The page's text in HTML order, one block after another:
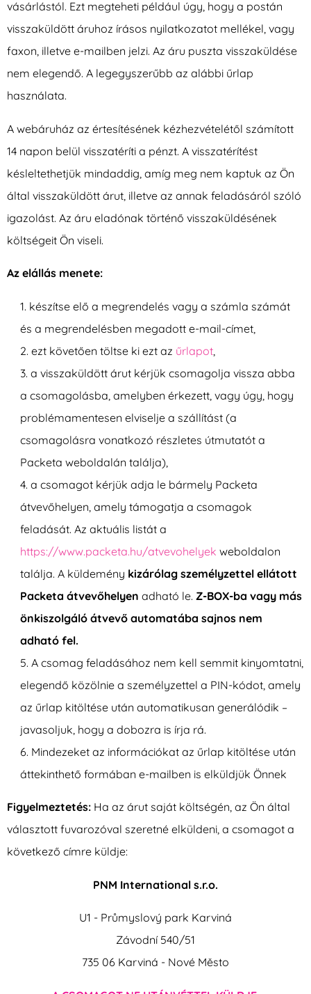
vásárlástól. Ezt megteheti például úgy, hogy a postán
visszaküldött áruhoz írásos nyilatkozatot mellékel, vagy
faxon, illetve e-mailben jelzi. Az áru puszta visszaküldése
nem elegendő. A legegyszerűbb az alábbi űrlap
használata.
A webáruház az értesítésének kézhezvételétől számított
14 napon belül visszatéríti a pénzt. A visszatérítést
késleltethetjük mindaddig, amíg meg nem kaptuk az Ön
által visszaküldött árut, illetve az annak feladásáról szóló
igazolást. Az áru eladónak történő visszaküldésének
költségeit Ön viseli.
Az elállás menete:
készítse elő a megrendelés vagy a számla számát
és a megrendelésben megadott e-mail-címet,
ezt követően töltse ki ezt az űrlapot
a visszaküldött árut kérjük csomagolja vissza abba
a csomagolásba, amelyben érkezett, vagy úgy, hogy
problémamentesen elviselje a szállítást (a
csomagolásra vonatkozó részletes útmutatót a
Packeta weboldalán találja),
a csomagot kérjük adja le bármely Packeta
átvevőhelyen, amely támogatja a csomagok
feladását. Az aktuális listát a
https://www.packeta.hu/atvevohelyek weboldalon
találja. A küldemény kizárólag személyzettel ellátott
Packeta átvevőhelyen adható le.Z-BOX-ba vagy más
önkiszolgáló átvevő automatába sajnos nem
adható fel.
A csomag feladásához nem kell semmit kinyomtatni,
elegendő közölnie a személyzettel a PIN-kódot, amely
az űrlap kitöltése után automatikusan generálódik –
javasoljuk, hogy a dobozra is írja rá.
Mindezeket az információkat az űrlap kitöltése után
áttekinthető formában e-mailben is elküldjük Önnek
Figyelmeztetés: Ha az árut saját költségén, az Ön által
választott fuvarozóval szeretné elküldeni, a csomagot a
következő címre küldje:
PNM International s.r.o.
U1 - Průmyslový park Karviná
Závodní 540/51
735 06 Karviná - Nové Město